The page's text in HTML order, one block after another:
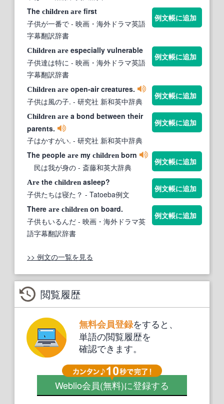
The children are first
子供が一番で - 映画・海外ドラマ英語
字幕翻訳辞書
例文帳に追加
Children are especially vulnerable
子供達は特に - 映画・海外ドラマ英語
字幕翻訳辞書
例文帳に追加
Children are open‐air creatures.
子供は風の子. - 研究社 新和英中辞典
例文帳に追加
Children are a bond between their
parents.
子はかすがい. - 研究社 新和英中辞典
例文帳に追加
The people are my children born
民は我が身の - 斎藤和英大辞典
例文帳に追加
Are the children asleep?
子供たちは寝た？ - Tatoeba例文
例文帳に追加
There are children on board.
子供もいるんだ - 映画・海外ドラマ英
語字幕翻訳辞書
例文帳に追加
>> 例文の一覧を見る
閲覧履歴
無料会員登録をすると、
単語の閲覧履歴を
確認できます。
Weblio会員(無料)に登録する